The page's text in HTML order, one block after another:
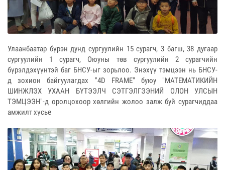
Улаанбаатар бүрэн дунд сургуулийн 15 сурагч, 3 багш, 38 дугаар
сургуулийн 1 сурагч, Оюуны төв сургуулийн 2 сурагчийн
бүрэлдэхүүнтэй баг БНСУ-ыг зорьлоо. Энэхүү тэмцээн нь БНСУ-
д зохион байгуулагдах "4D FRAME" буюу "МАТЕМАТИКИЙН
ШИНЖЛЭХ УХААН БҮТЭЭЛЧ СЭТГЭЛГЭЭНИЙ ОЛОН УЛСЫН
ТЭМЦЭЭН"-д оролцохоор хөлгийн жолоо залж буй сурагчиддаа
амжилт хүсье